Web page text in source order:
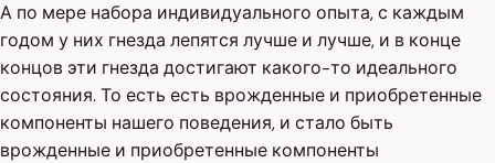
А по мере набора индивидуального опыта, с каждым
годом у них гнезда лепятся лучше и лучше, и в конце
концов эти гнезда достигают какого-то идеального
состояния. То есть есть врожденные и приобретенные
компоненты нашего поведения, и стало быть
врожденные и приобретенные компоненты